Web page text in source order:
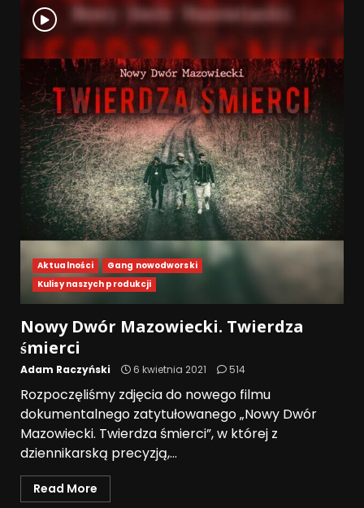
Aktualności
Gang nowodworski
Kulisy naszych produkcji
Nowy Dwór Mazowiecki. Twierdza
śmierci
Adam Raczyński 6 kwietnia 2021 514
Rozpoczęliśmy zdjęcia do nowego filmu
dokumentalnego zatytułowanego „Nowy Dwór
Mazowiecki. Twierdza śmierci”, w której z
dziennikarską precyzją,...
Read More